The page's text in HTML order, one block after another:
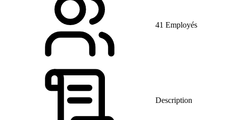
41 Employés
Description